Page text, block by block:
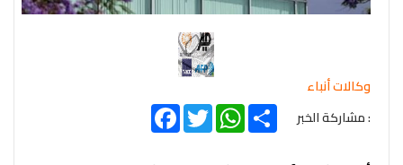
وكالات أنباء
: مشاركة الخبر
FacebookTwitter
WhatsAppShare